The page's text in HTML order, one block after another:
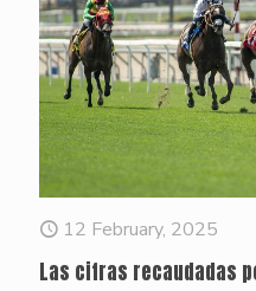
12 February, 2025
Las cifras recaudadas